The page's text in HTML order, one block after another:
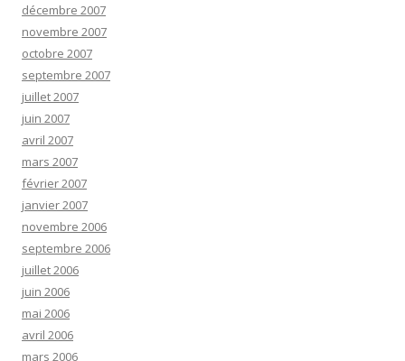
décembre 2007
novembre 2007
octobre 2007
septembre 2007
juillet 2007
juin 2007
avril 2007
mars 2007
février 2007
janvier 2007
novembre 2006
septembre 2006
juillet 2006
juin 2006
mai 2006
avril 2006
mars 2006